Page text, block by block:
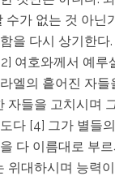
수가 없는 것 아닌
을 다시 상기한다
여호와께서 예루
엘의 흩어진 자들
자들을 고치시며
다 [4] 그가 별들
다 이름대로 부
위대하시며 능력